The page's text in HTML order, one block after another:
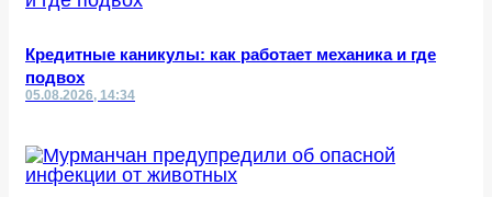
Кредитные каникулы: как работает механика и где
подвох
05.08.2026, 14:34